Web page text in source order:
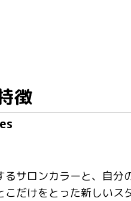
徴
サロンカラーと、自分
だけをとった新しいス